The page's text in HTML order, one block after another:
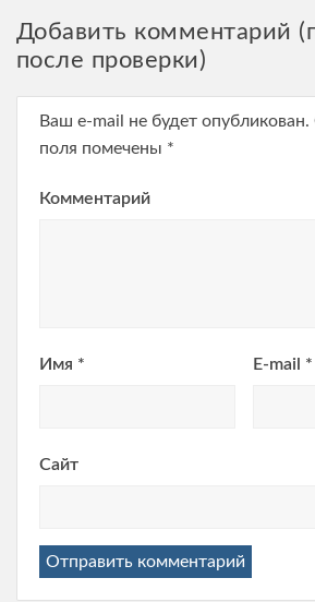
Добавить комментарий
после проверки)
Ваш e-mail не будет опубликован.
поля помечены *
Комментарий
Имя * E-mail *
Сайт